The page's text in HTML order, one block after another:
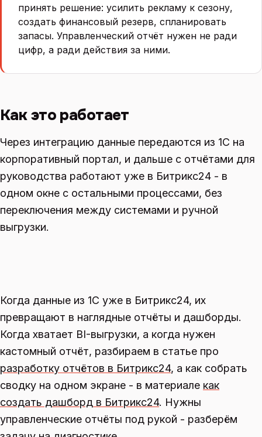
принять решение: усилить рекламу к сезону,
создать финансовый резерв, спланировать
запасы. Управленческий отчёт нужен не ради
цифр, а ради действия за ними.
Как это работает
Через интеграцию данные передаются из 1С на
корпоративный портал, и дальше с отчётами для
руководства работают уже в Битрикс24 - в
одном окне с остальными процессами, без
переключения между системами и ручной
выгрузки.
Когда данные из 1С уже в Битрикс24, их
превращают в наглядные отчёты и дашборды.
Когда хватает BI-выгрузки, а когда нужен
кастомный отчёт, разбираем в статье про
разработку отчётов в Битрикс24, а как собрать
сводку на одном экране - в материале как
создать дашборд в Битрикс24. Нужны
управленческие отчёты под рукой - разберём